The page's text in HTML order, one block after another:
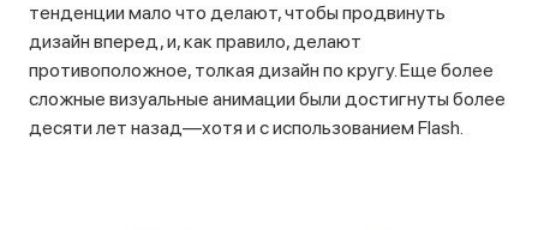
тенденции мало что делают, чтобы продвинуть
дизайн вперед, и, как правило, делают
противоположное, толкая дизайн по кругу. Еще более
сложные визуальные анимации были достигнуты более
десяти лет назад—хотя и с использованием Flash.